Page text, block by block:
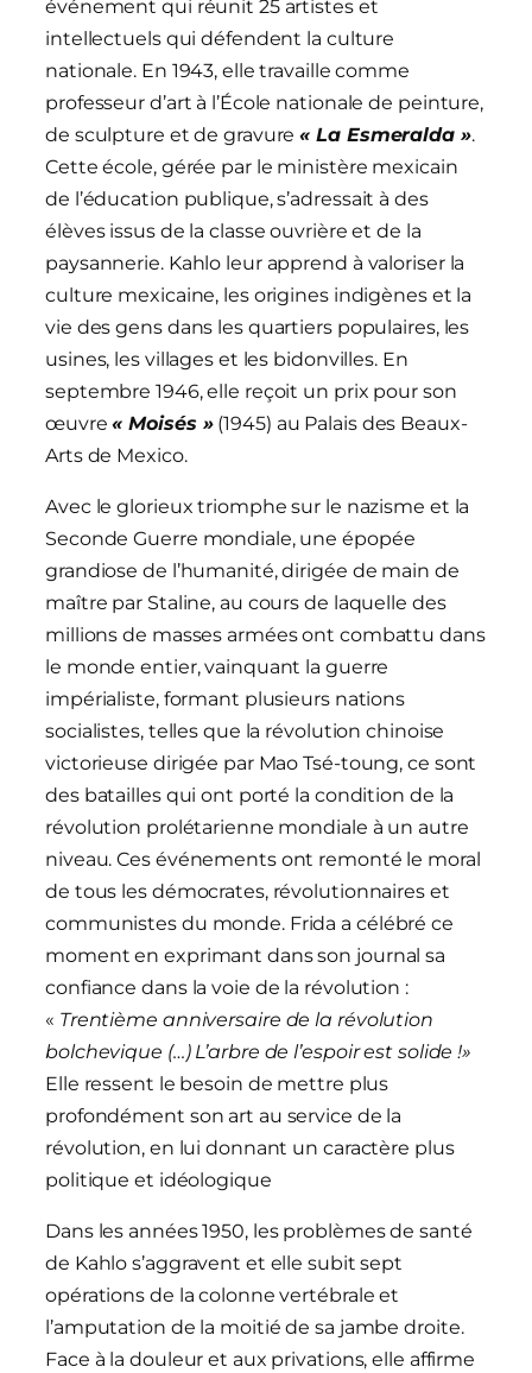
événement qui réunit 25 artistes et
intellectuels qui défendent la culture
nationale. En 1943, elle travaille comme
professeur d’art à l’École nationale de peinture,
de sculpture et de gravure« La Esmeralda ».
Cette école, gérée par le ministère mexicain
de l’éducation publique, s’adressait à des
élèves issus de la classe ouvrière et de la
paysannerie. Kahlo leur apprend à valoriser la
culture mexicaine, les origines indigènes et la
vie des gens dans les quartiers populaires, les
usines, les villages et les bidonvilles. En
septembre 1946, elle reçoit un prix pour son
œuvre« Moisés »(1945) au Palais des Beaux-
Arts de Mexico.
Avec le glorieux triomphe sur le nazisme et la
Seconde Guerre mondiale, une épopée
grandiose de l’humanité, dirigée de main de
maître par Staline, au cours de laquelle des
millions de masses armées ont combattu dans
le monde entier, vainquant la guerre
impérialiste, formant plusieurs nations
socialistes, telles que la révolution chinoise
victorieuse dirigée par Mao Tsé-toung, ce sont
des batailles qui ont porté la condition de la
révolution prolétarienne mondiale à un autre
niveau. Ces événements ont remonté le moral
de tous les démocrates, révolutionnaires et
communistes du monde. Frida a célébré ce
moment en exprimant dans son journal sa
confiance dans la voie de la révolution :
« Trentième anniversaire de la révolution
bolchevique (…) L’arbre de l’espoir est solide !»
Elle ressent le besoin de mettre plus
profondément son art au service de la
révolution, en lui donnant un caractère plus
politique et idéologique
Dans les années 1950, les problèmes de santé
de Kahlo s’aggravent et elle subit sept
opérations de la colonne vertébrale et
l’amputation de la moitié de sa jambe droite.
Face à la douleur et aux privations, elle affirme